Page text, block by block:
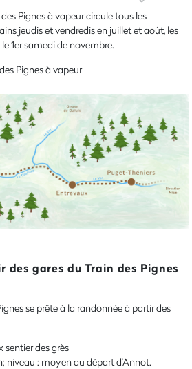
Pignes à vapeur circule tous les
jeudis et vendredis en juillet et août, les
1er samedi de novembre.
Pignes à vapeur
des gares du Train des Pignes
se prête à la randonnéeà partir des
sentier des grès
niveau : moyen au départ d’Annot.